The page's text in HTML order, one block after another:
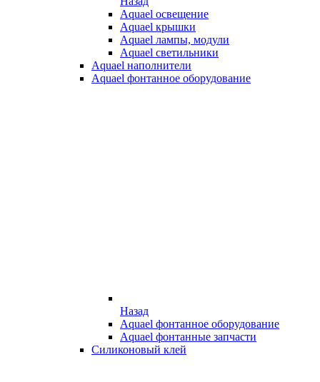
Aquael освещение
Aquael крышки
Aquael лампы, модули
Aquael светильники
Aquael наполнители
Aquael фонтанное оборудование
Назад
Aquael фонтанное оборудование
Aquael фонтанные запчасти
Силиконовый клей